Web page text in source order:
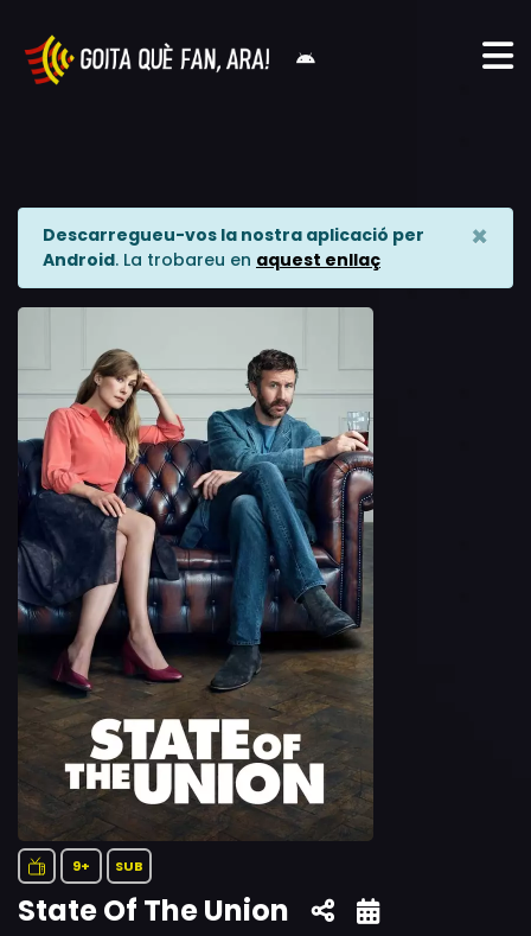
Descarregueu-vos la nostra aplicació per
Android. La trobareu en aquest enllaç
×
9+ SUB
State Of The Union